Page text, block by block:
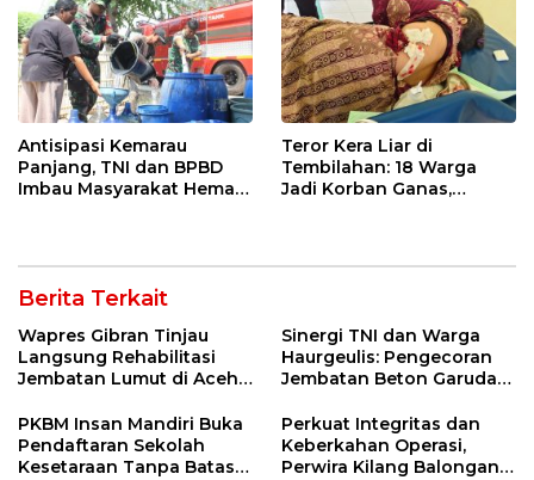
Antisipasi Kemarau
Panjang, TNI dan BPBD
Imbau Masyarakat Hemat
Teror Kera Liar di
Tembilahan: 18 Warga
Jadi Korban Ganas,
Berita Terkait
Wapres Gibran Tinjau
Langsung Rehabilitasi
Jembatan Lumut di Aceh
Konektivitas Pulih Cepat
Sinergi TNI dan Warga
Haurgeulis: Pengecoran
Jembatan Beton Garuda
PKBM Insan Mandiri Buka
Pendaftaran Sekolah
Kesetaraan Tanpa Batas
Perkuat Integritas dan
Keberkahan Operasi,
Perwira Kilang Balongan